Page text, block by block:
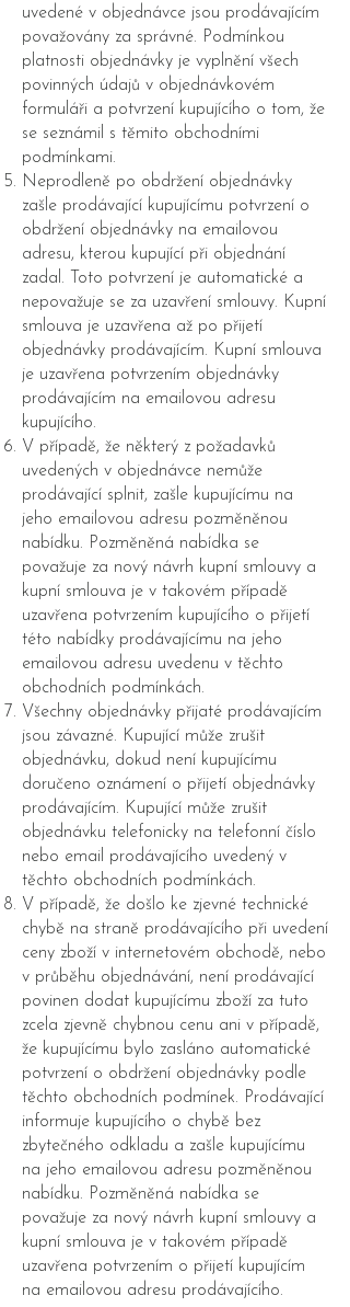
uvedené v objednávce jsou prodávajícím
považovány za správné. Podmínkou
platnosti objednávky je vyplnění všech
povinných údajů v objednávkovém
formuláři a potvrzení kupujícího o tom, že
se seznámil s těmito obchodními
podmínkami.
Neprodleně po obdržení objednávky
zašle prodávající kupujícímu potvrzení o
obdržení objednávky na emailovou
adresu, kterou kupující při objednání
zadal. Toto potvrzení je automatické a
nepovažuje se za uzavření smlouvy. Kupní
smlouva je uzavřena až po přijetí
objednávky prodávajícím. Kupní smlouva
je uzavřena potvrzením objednávky
prodávajícím na emailovou adresu
kupujícího.
V případě, že některý z požadavků
uvedených v objednávce nemůže
prodávající splnit, zašle kupujícímu na
jeho emailovou adresu pozměněnou
nabídku. Pozměněná nabídka se
považuje za nový návrh kupní smlouvy a
kupní smlouva je v takovém případě
uzavřena potvrzením kupujícího o přijetí
této nabídky prodávajícímu na jeho
emailovou adresu uvedenu v těchto
obchodních podmínkách.
Všechny objednávky přijaté prodávajícím
jsou závazné. Kupující může zrušit
objednávku, dokud není kupujícímu
doručeno oznámení o přijetí objednávky
prodávajícím. Kupující může zrušit
objednávku telefonicky na telefonní číslo
nebo email prodávajícího uvedený v
těchto obchodních podmínkách.
V případě, že došlo ke zjevné technické
chybě na straně prodávajícího při uvedení
ceny zboží v internetovém obchodě, nebo
v průběhu objednávání, není prodávající
povinen dodat kupujícímu zboží za tuto
zcela zjevně chybnou cenu ani v případě,
že kupujícímu bylo zasláno automatické
potvrzení o obdržení objednávky podle
těchto obchodních podmínek. Prodávající
informuje kupujícího o chybě bez
zbytečného odkladu a zašle kupujícímu
na jeho emailovou adresu pozměněnou
nabídku. Pozměněná nabídka se
považuje za nový návrh kupní smlouvy a
kupní smlouva je v takovém případě
uzavřena potvrzením o přijetí kupujícím
na emailovou adresu prodávajícího.